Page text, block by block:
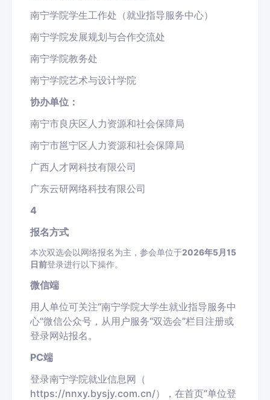
南宁学院学生工作处（就业指导服务中心）
南宁学院发展规划与合作交流处
南宁学院教务处
南宁学院艺术与设计学院
协办单位：
南宁市良庆区人力资源和社会保障局
南宁市邕宁区人力资源和社会保障局
广西人才网科技有限公司
广东云研网络科技有限公司
4
报名方式
本次双选会以网络报名为主，参会单位于2026年5月15
日前登录进行以下操作。
微信端
用人单位可关注“南宁学院大学生就业指导服务中
心”微信公众号，从用户服务“双选会”栏目注册或
登录网站报名。
PC端
登录南宁学院就业信息网（
https://nnxy.bysjy.com.cn/），在首页“单位登